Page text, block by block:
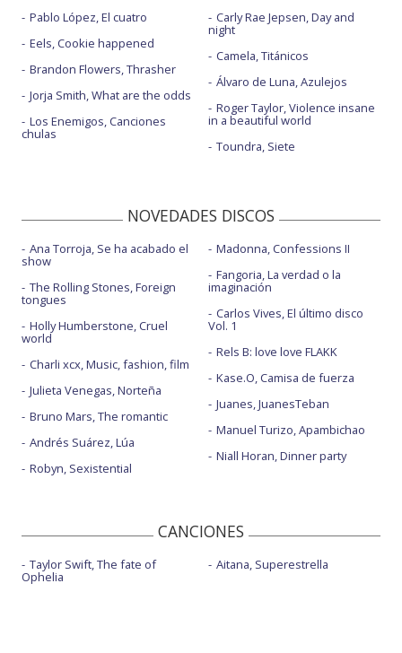
Pablo López, El cuatro
Eels, Cookie happened
Brandon Flowers, Thrasher
Jorja Smith, What are the odds
Los Enemigos, Canciones
chulas
Carly Rae Jepsen, Day and
night
Camela, Titánicos
Álvaro de Luna, Azulejos
Roger Taylor, Violence insane
in a beautiful world
Toundra, Siete
NOVEDADES DISCOS
Ana Torroja, Se ha acabado el
show
The Rolling Stones, Foreign
tongues
Holly Humberstone, Cruel
world
Charli xcx, Music, fashion, film
Julieta Venegas, Norteña
Bruno Mars, The romantic
Andrés Suárez, Lúa
Robyn, Sexistential
Madonna, Confessions II
Fangoria, La verdad o la
imaginación
Carlos Vives, El último disco
Vol. 1
Rels B: love love FLAKK
Kase.O, Camisa de fuerza
Juanes, JuanesTeban
Manuel Turizo, Apambichao
Niall Horan, Dinner party
CANCIONES
Taylor Swift, The fate of
Ophelia
Aitana, Superestrella